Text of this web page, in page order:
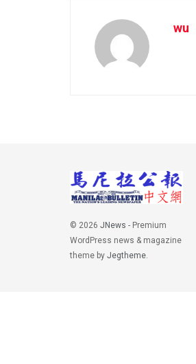
wu
© 2026 JNews - Premium
WordPress news & magazine
theme by Jegtheme.